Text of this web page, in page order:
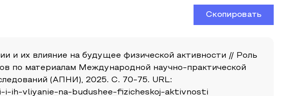
Скопировать
и их влияние на будущее физической активности // Роль
по материалам Международной научно-практической
(АПНИ), 2025. С. 70-75. URL:
i-ih-vliyanie-na-budushee-fizicheskoj-aktivnosti